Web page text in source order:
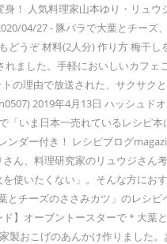
！ 人気料理家山本ゆり・リ
04/27 - 豚バラで大葉とチー
うぞ 材料(2人分) 作り方 梅干
ました。手軽においしいカフ
の理由で放送された、サクサ
2019年4月13日 ハッシュ
いま日本一売れているレシ
ダー付き！ レシピブログ
ん、料理研究家のリュウジさ
使いたくない」。そんな方に
チーズのささみカツ」のレシ
】オーブントースターで＊大
製おこげのあんかけ作りまし